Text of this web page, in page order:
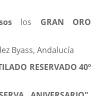
los GRAN ORO
Byass, Andalucía
RESERVADO 40º